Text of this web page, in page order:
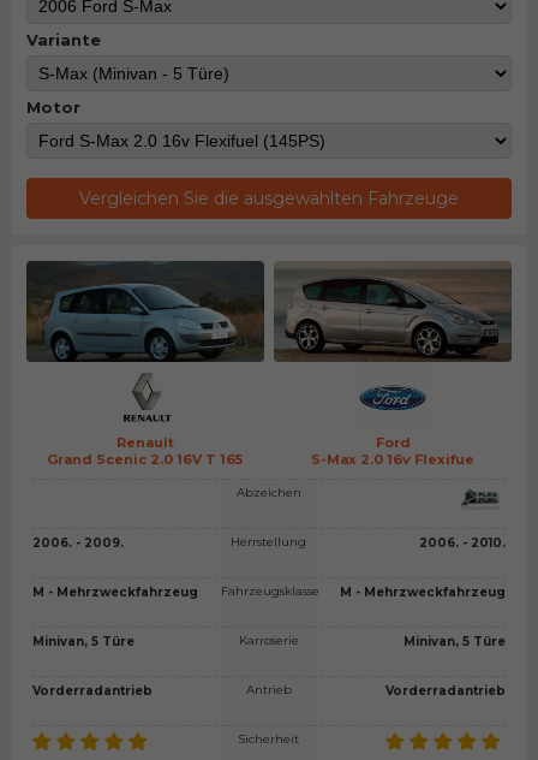
Variante
Motor
Vergleichen Sie die ausgewählten Fahrzeuge
Renault
Grand Scenic 2.0 16V T 165
Ford
S-Max 2.0 16v Flexifue
2006. - 2009.
M - Mehrzweckfahrzeug
Minivan, 5 Türe
Vorderradantrieb
Abzeichen
Herrstellung
Fahrzeugsklasse
Karroserie
Antrieb
Sicherheit
2006. - 2010.
M - Mehrzweckfahrzeug
Minivan, 5 Türe
Vorderradantrieb